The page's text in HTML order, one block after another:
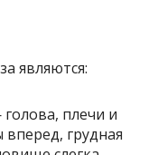
являются:
плечи и
грудная